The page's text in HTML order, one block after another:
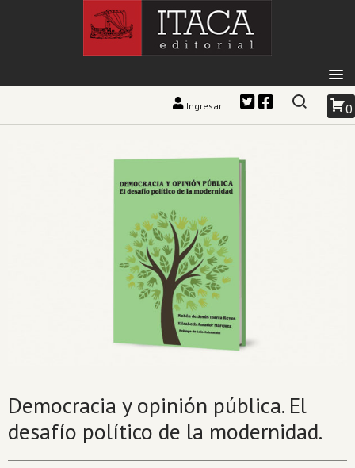
Ingresar 0
Democracia y opinión pública. El
desafío político de la modernidad.